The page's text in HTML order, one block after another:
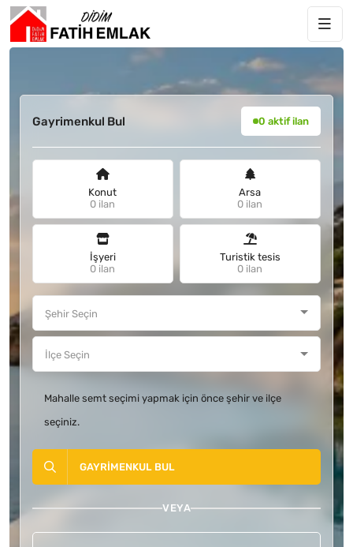
Gayrimenkul Bul 0 aktif ilan
Konut
0 ilan
Arsa
0 ilan
İşyeri
0 ilan
Turistik tesis
0 ilan
Mahalle semt seçimi yapmak için önce şehir ve ilçe
seçiniz.
GAYRIMENKUL BUL
VEYA